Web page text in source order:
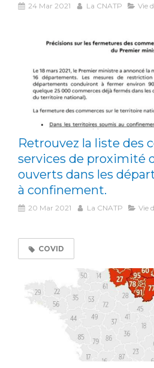
24 Mar 2021 La CNATP Vie
Retrouvez la liste des
services de proximité
ouverts dans les
à confinement.
20 Mar 2021 La CNATP Vie
COVID